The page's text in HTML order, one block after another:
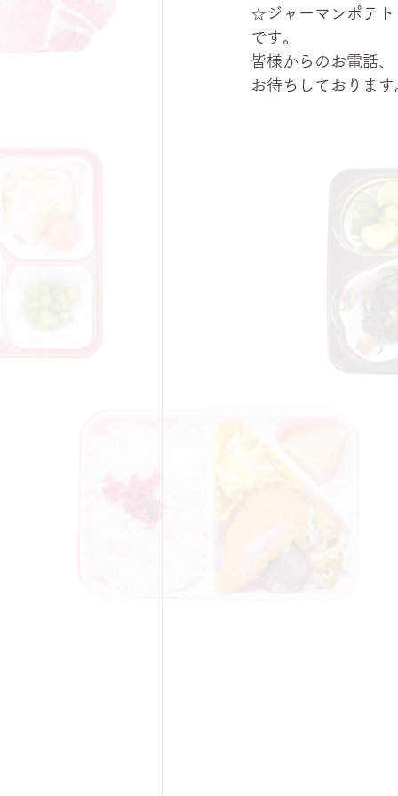
☆ジャーマンポテト
です。
皆様からのお電話、
お待ちしております